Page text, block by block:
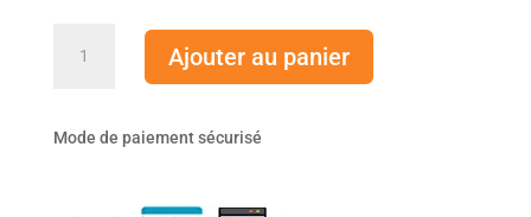
Ajouter au panier
Mode de paiement sécurisé